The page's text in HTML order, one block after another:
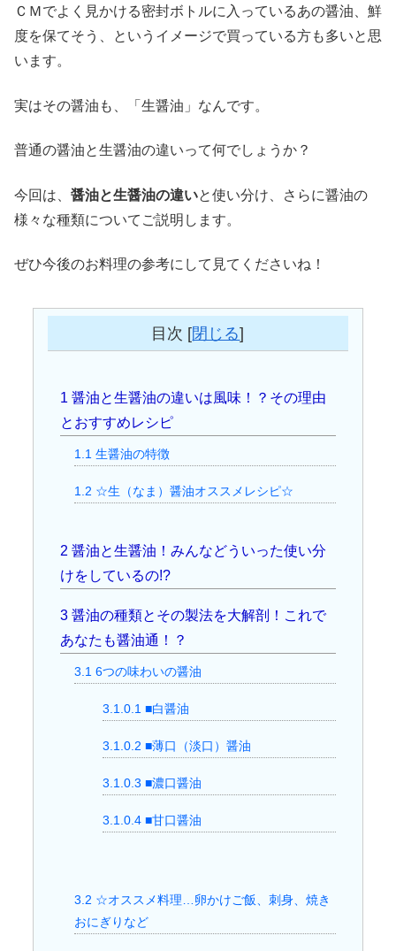
ＣＭでよく見かける密封ボトルに入っているあの醤油、鮮
度を保てそう、というイメージで買っている方も多いと思
います。
実はその醤油も、「生醤油」なんです。
普通の醤油と生醤油の違いって何でしょうか？
今回は、 醤油と生醤油の違いと使い分け、さらに醤油の
様々な種類についてご説明します。
ぜひ今後のお料理の参考にして見てくださいね！
目次 [閉じる]
1 醤油と生醤油の違いは風味！？その理由
とおすすめレシピ
1.1生醤油の特徴
1.2 ☆生（なま）醤油オススメレシピ☆
2 醤油と生醤油！みんなどういった使い分
けをしているの!?
3醤油の種類とその製法を大解剖！これで
あなたも醤油通！？
3.16つの味わいの醤油
3.1.0.1■白醤油
3.1.0.2 ■薄口（淡口）醤油
3.1.0.3 ■濃口醤油
3.1.0.4■甘口醤油
3.2 ☆オススメ料理…卵かけご飯、刺身、焼き
おにぎりなど